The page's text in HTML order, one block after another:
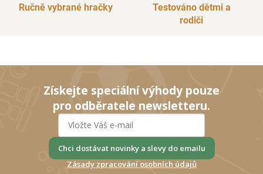
Ručně vybrané hračky
Testováno dětmi a
rodiči
Získejte speciální výhody pouze
pro odběratele newsletteru.
Chci dostávat novinky a slevy do emailu
Zásady zpracování osobních údajů